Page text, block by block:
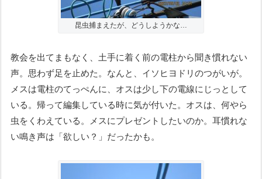
昆虫捕まえたが、どうしようかな…
教会を出てまもなく、土手に着く前の電柱から聞き慣れない
声。思わず足を止めた。なんと、イソヒヨドリのつがいが。
メスは電柱のてっぺんに、オスは少し下の電線にじっとして
いる。帰って編集している時に気が付いた。オスは、何やら
虫をくわえている。メスにプレゼントしたいのか。耳慣れな
い鳴き声は「欲しい？」だったかも。